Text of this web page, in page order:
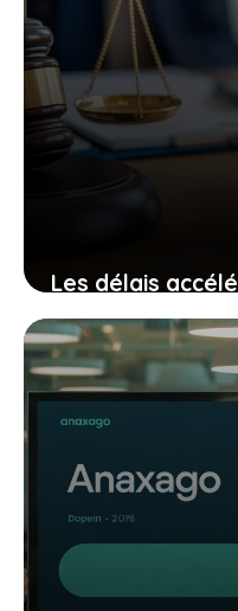
Les délais
squatteur avec
ce que vous
26 octobre 2025